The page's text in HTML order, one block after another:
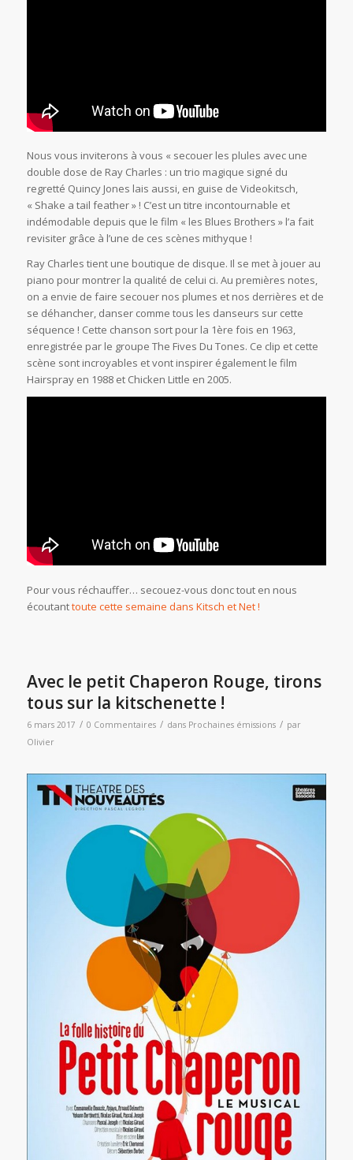
Nous vous inviterons à vous « secouer les plules avec une
double dose de Ray Charles : un trio magique signé du
regretté Quincy Jones lais aussi, en guise de Videokitsch,
« Shake a tail feather » ! C’est un titre incontournable et
indémodable depuis que le film « les Blues Brothers » l’a fait
revisiter grâce à l’une de ces scènes mithyque !
Ray Charles tient une boutique de disque. Il se met à jouer au
piano pour montrer la qualité de celui ci. Au premières notes,
on a envie de faire secouer nos plumes et nos derrières et de
se déhancher, danser comme tous les danseurs sur cette
séquence ! Cette chanson sort pour la 1ère fois en 1963,
enregistrée par le groupe The Fives Du Tones. Ce clip et cette
scène sont incroyables et vont inspirer également le film
Hairspray en 1988 et Chicken Little en 2005.
Pour vous réchauffer… secouez-vous donc tout en nous
écoutanttoute cette semaine dans Kitsch et Net !
Avec le petit Chaperon Rouge, tirons
tous sur la kitschenette !
6 mars 2017 / 0 Commentaires / dans Prochaines émissions / par
Olivier